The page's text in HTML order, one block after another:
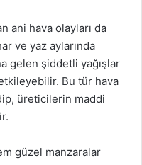
ani hava olayları da
ve yaz aylarında
gelen şiddetli yağışlar
Bu tür hava
üreticilerin maddi
güzel manzaralar